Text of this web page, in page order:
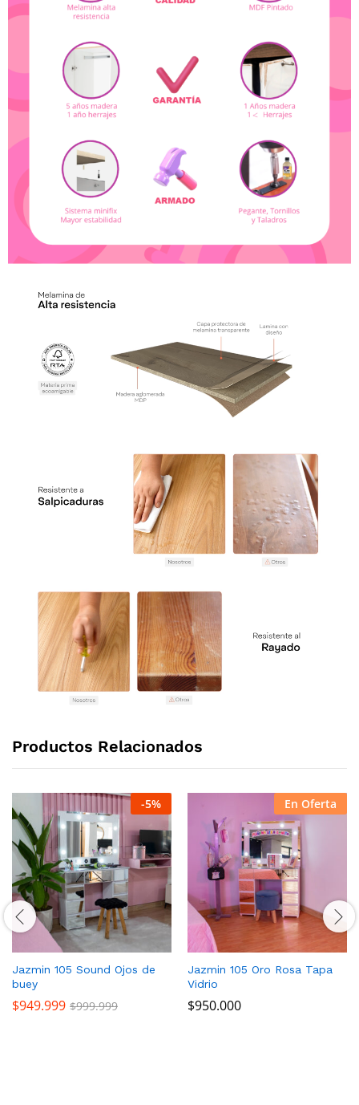
Productos Relacionados
-5%
Jazmin 105 Sound Ojos de
buey
$949.999 $999.999
En Oferta
Jazmin 105 Oro Rosa Tapa
Vidrio
$950.000